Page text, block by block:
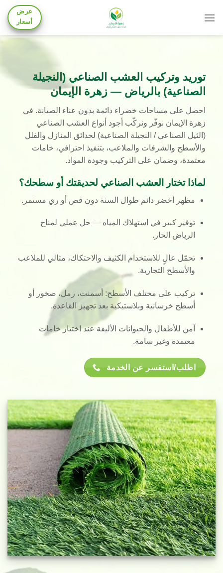
عرض
أسعار
توريد وتركيب العشب الصناعي (النجيلة
الصناعية) بالرياض — زهرة الإيمان
احصل على مساحات خضراء دائمة بدون عناء الصيانة. في
زهرة الإيمان نوفّر ونركّب أجود أنواع العشب الصناعي
(الثيل الصناعي / النجيلة الصناعية) لحدائق المنازل والفلل
والأسطح والشرفات والملاعب، بتنفيذ احترافي، خامات
معتمدة، وضمان على التركيب وجودة المواد.
لماذا تختار العشب الصناعي لحديقتك أو سطحك؟
مظهر أخضر دائم طوال السنة دون قص أو ري مستمر.
توفير كبير في استهلاك المياه — حل عملي لمناخ
الرياض الحار.
تحمّل عالٍ للاستخدام الكثيف والاحتكاك، مثالي للملاعب
والأسطح التجارية.
تركيب على مختلف الأسطح: أسمنت، رمل، صخور أو
أسطح خرسانية وبلاستيكية بعد تجهيز القاعدة.
آمن للأطفال والحيوانات الأليفة عند اختيار خامات
معتمدة وغير سامة.
اطلب/استفسر عن الخدمة